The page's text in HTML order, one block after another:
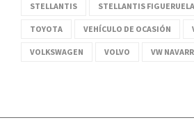
STELLANTIS STELLANTIS
TOYOTA VEHÍCULO DE OCASIÓN
VOLKSWAGEN VOLVO VW